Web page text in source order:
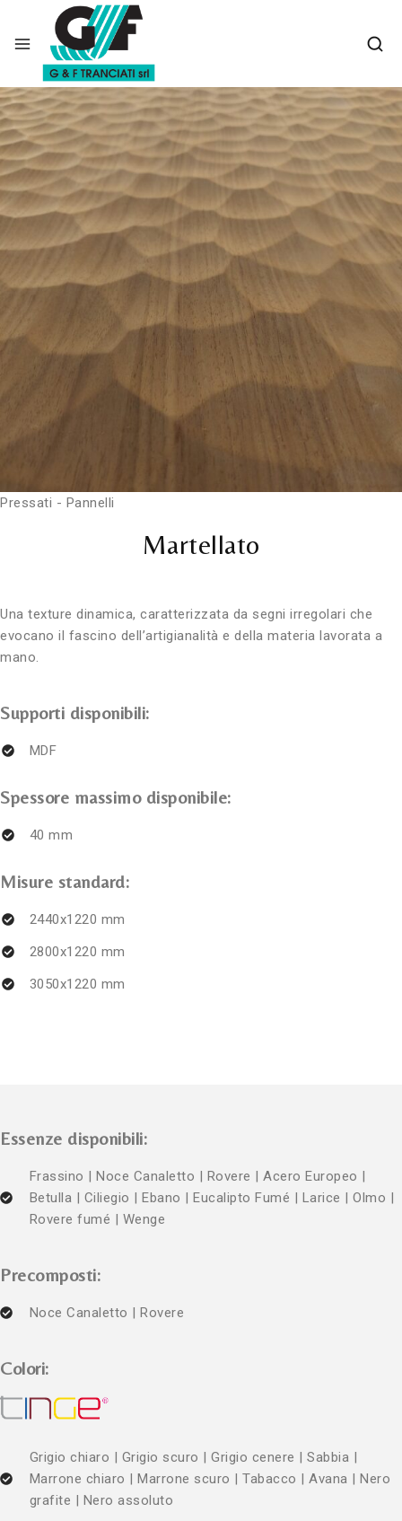
Pressati - Pannelli
Martellato
Una texture dinamica, caratterizzata da segni irregolari che
evocano il fascino dell’artigianalità e della materia lavorata a
mano.
Supporti disponibili:
MDF
Spessore massimo disponibile:
40 mm
Misure standard:
2440x1220 mm
2800x1220 mm
3050x1220 mm
Essenze disponibili:
Frassino | Noce Canaletto | Rovere | Acero Europeo |
Betulla | Ciliegio | Ebano | Eucalipto Fumé | Larice | Olmo |
Rovere fumé | Wenge
Precomposti:
Noce Canaletto | Rovere
Colori:
Grigio chiaro | Grigio scuro | Grigio cenere | Sabbia |
Marrone chiaro | Marrone scuro | Tabacco | Avana | Nero
grafite | Nero assoluto